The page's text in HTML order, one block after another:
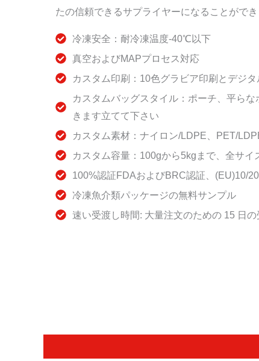
たの信頼できるサプライヤーになることができ
冷凍安全：耐冷凍温度-40℃以下
真空およびMAPプロセス対応
カスタム印刷：10色グラビア印刷とデジタ
カスタムバッグスタイル：ポーチ、平ら
きます立てて下さい
カスタム素材：ナイロン/LDPE、PET/
カスタム容量：100gから5kgまで、全サイ
100%認証FDAおよびBRC認証、(EU)10/
冷凍魚介類パッケージの無料サンプル
速い受渡し時間: 大量注文のための 15 日の